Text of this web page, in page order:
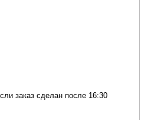
заказ сделан после 16:30